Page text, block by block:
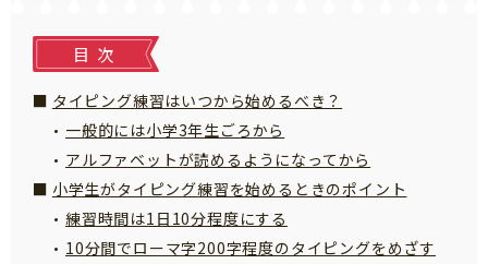
目次
タイピング練習はいつから始めるべき？
一般的には小学3年生ごろから
アルファベットが読めるようになってから
小学生がタイピング練習を始めるときのポイント
練習時間は1日10分程度にする
10分間でローマ字200字程度のタイピングをめざす